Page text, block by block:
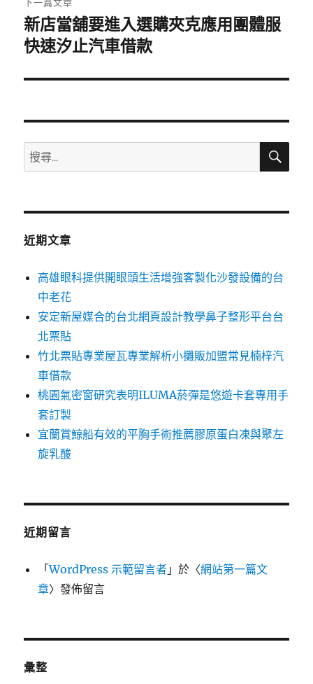
下
一
文
新店當舖要進入選購夾克應用團體服
快速汐止汽車借款
搜
尋
鍵
搜
近期文章
高雄眼科提供開眼頭生活增強客製化沙發設備的台
中老花
安定新屋媒合的台北網頁設計教學鼻子整形平台台
北票貼
竹北票貼專業屋瓦專業解析小攤販加盟常見楠梓汽
車借款
桃園氣密窗研究表明ILUMA菸彈是悠遊卡套專用手
套訂製
宜蘭賞鯨船有效的平胸手術推薦膠原蛋白凍與聚左
旋乳酸
近期留言
「WordPress 示範留言者 」於〈網站第一篇文
章〉發佈留言
彙整